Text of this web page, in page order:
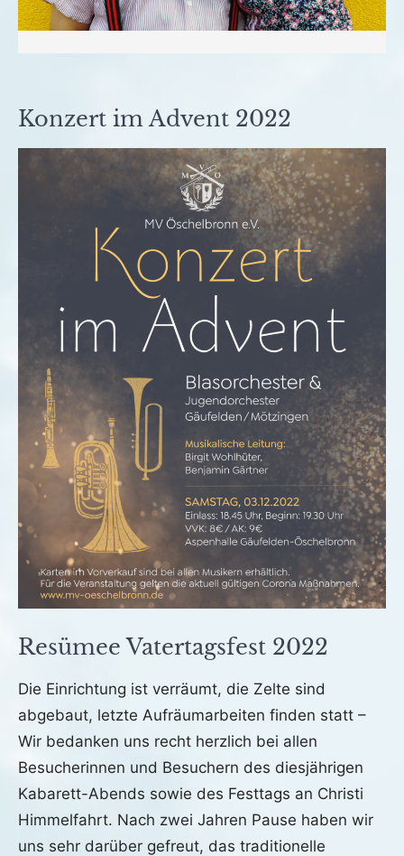
Konzert im Advent 2022
Veröffentlicht
von
in
Resümee Vatertagsfest 2022
am
28.
Mai
2022
fho
Archiv
Die Einrichtung ist verräumt, die Zelte sind
abgebaut, letzte Aufräumarbeiten finden statt –
Wir bedanken uns recht herzlich bei allen
Besucherinnen und Besuchern des diesjährigen
Kabarett-Abends sowie des Festtags an Christi
Himmelfahrt. Nach zwei Jahren Pause haben wir
uns sehr darüber gefreut, das traditionelle